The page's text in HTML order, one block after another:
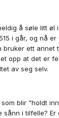
å søle litt øl
i går, og nå
bruker ett annet
opp at det er
av seg selv.
blir "holdt
i tilfelle? Er